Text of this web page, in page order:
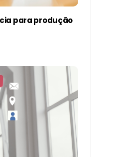
para produção